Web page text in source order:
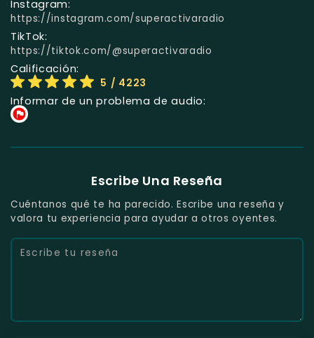
Instagram:
https://instagram.com/superactivaradio
TikTok:
https://tiktok.com/@superactivaradio
Calificación:
5 / 4223
Informar de un problema de audio:
Escribe Una Reseña
Cuéntanos qué te ha parecido. Escribe una reseña y
valora tu experiencia para ayudar a otros oyentes.